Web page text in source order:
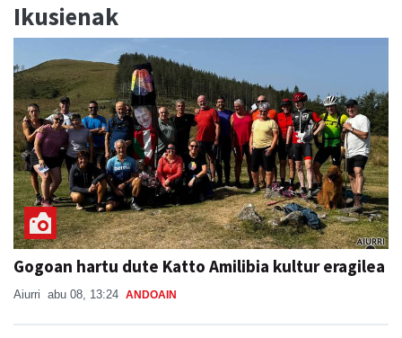
Ikusienak
Gogoan hartu dute Katto Amilibia kultur eragilea
Aiurri abu 08, 13:24 ANDOAIN